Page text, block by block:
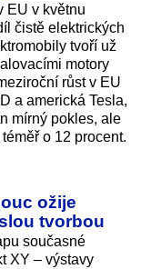
EU v květnu
čistě elektrických
tvoří už
motory
růst v EU
a americká Tesla,
mírný pokles, ale
o 12 procent.
ožije
tvorbou
současné
XY – výstavy